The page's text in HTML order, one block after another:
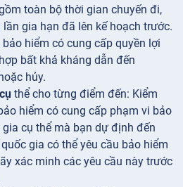
toàn bộ thời gian chuyến đi,
gia hạn đã lên kế hoạch trước.
hiểm có cung cấp quyền lợi
bất khả kháng dẫn đến
hủy.
cụ thể cho từng điểm đến: Kiểm
hiểm có cung cấp phạm vi bảo
cụ thể mà bạn dự định đến
gia có thể yêu cầu bảo hiểm
xác minh các yêu cầu này trước